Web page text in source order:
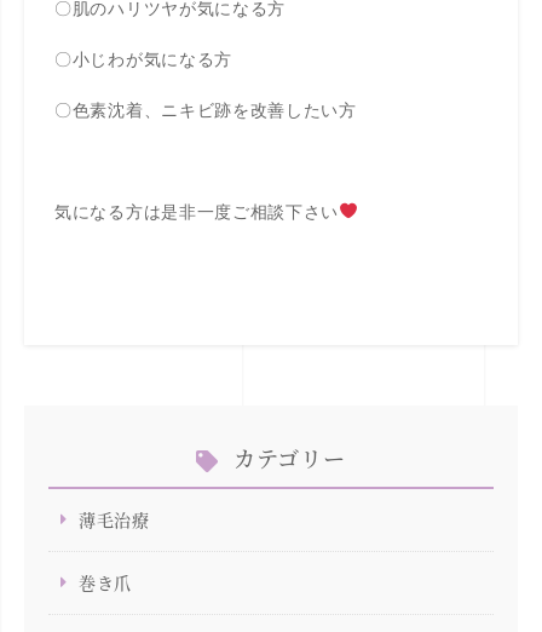
〇肌のハリツヤが気になる方
〇小じわが気になる方
〇色素沈着、ニキビ跡を改善したい方
気になる方は是非一度ご相談下さい
カテゴリー
薄毛治療
巻き爪